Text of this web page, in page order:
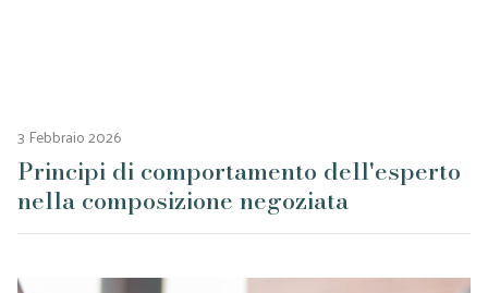
3 Febbraio 2026
Principi di comportamento dell'esperto
nella composizione negoziata